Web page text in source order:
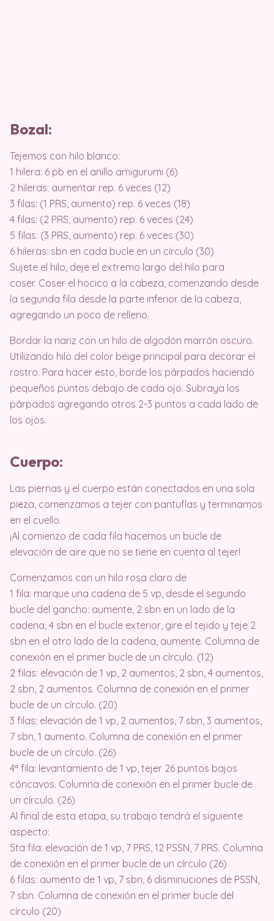
Bozal:
Tejemos con hilo blanco:
1 hilera: 6 pb en el anillo amigurumi (6)
2 hileras: aumentar rep. 6 veces (12)
3 filas: (1 PRS, aumento) rep. 6 veces (18)
4 filas: (2 PRS, aumento) rep. 6 veces (24)
5 filas: (3 PRS, aumento) rep. 6 veces (30)
6 hileras: sbn en cada bucle en un círculo (30)
Sujete el hilo, deje el extremo largo del hilo para
coser. Coser el hocico a la cabeza, comenzando desde
la segunda fila desde la parte inferior de la cabeza,
agregando un poco de relleno.
Bordar la nariz con un hilo de algodón marrón oscuro.
Utilizando hilo del color beige principal para decorar el
rostro. Para hacer esto, borde los párpados haciendo
pequeños puntos debajo de cada ojo. Subraya los
párpados agregando otros 2-3 puntos a cada lado de
los ojos.
Cuerpo:
Las piernas y el cuerpo están conectados en una sola
pieza, comenzamos a tejer con pantuflas y terminamos
en el cuello.
¡Al comienzo de cada fila hacemos un bucle de
elevación de aire que no se tiene en cuenta al tejer!
Comenzamos con un hilo rosa claro de
1 fila: marque una cadena de 5 vp, desde el segundo
bucle del gancho: aumente, 2 sbn en un lado de la
cadena, 4 sbn en el bucle exterior, gire el tejido y teje 2
sbn en el otro lado de la cadena, aumente. Columna de
conexión en el primer bucle de un círculo. (12)
2 filas: elevación de 1 vp, 2 aumentos, 2 sbn, 4 aumentos,
2 sbn, 2 aumentos. Columna de conexión en el primer
bucle de un círculo. (20)
3 filas: elevación de 1 vp, 2 aumentos, 7 sbn, 3 aumentos,
7 sbn, 1 aumento. Columna de conexión en el primer
bucle de un círculo. (26)
4ª fila: levantamiento de 1 vp, tejer 26 puntos bajos
cóncavos. Columna de conexión en el primer bucle de
un círculo. (26)
Al final de esta etapa, su trabajo tendrá el siguiente
aspecto:
5ta fila: elevación de 1 vp, 7 PRS, 12 PSSN, 7 PRS. Columna
de conexión en el primer bucle de un círculo (26)
6 filas: aumento de 1 vp, 7 sbn, 6 disminuciones de PSSN,
7 sbn. Columna de conexión en el primer bucle del
círculo (20)